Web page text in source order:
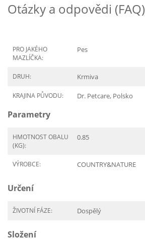
Otázky a odpovědi (FAQ)
PRO JAKÉHO
MAZLÍČKA:
Pes
DRUH: Krmiva
KRAJINA PŮVODU: Dr. Petcare, Polsko
Parametry
HMOTNOST OBALU
(KG):
0.85
VÝROBCE: COUNTRY&NATURE
Určení
ŽIVOTNÍ FÁZE: Dospělý
Složení